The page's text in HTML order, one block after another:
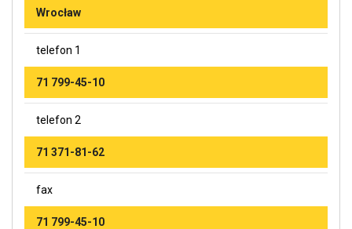
Wrocław
telefon 1
71 799-45-10
telefon 2
71 371-81-62
fax
71 799-45-10